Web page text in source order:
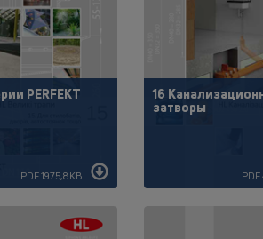
PERFEKT
PDF 1975,8KB
16
затворы